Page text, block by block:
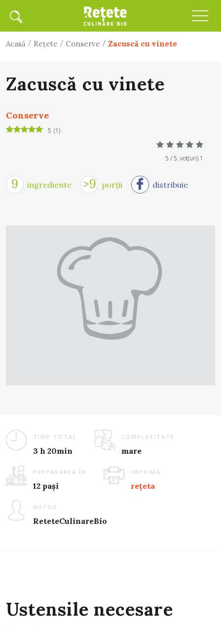
Acasă / Rețete / Conserve / Zacuscă cu vinete
Zacuscă cu vinete
Conserve
5 (1)
5 / 5. vot(uri) 1
9 ingrediente >9 porții distribuie
TIMP TOTAL
3 h 20min
COMPLEXITATE
mare
PREPARAREA ÎN
12 pași
IMPRIMĂ
rețeta
AUTOR
ReteteCulinareBio
Ustensile necesare